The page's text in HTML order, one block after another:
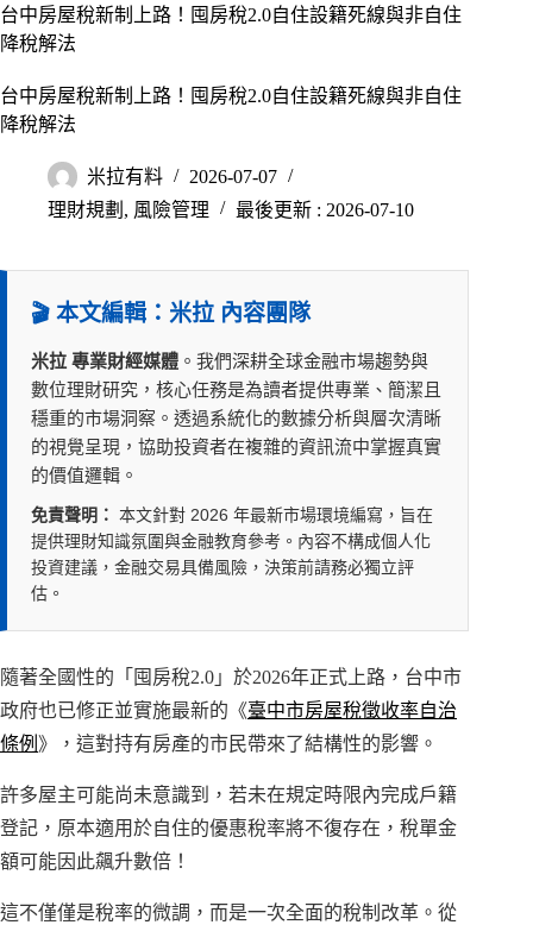
台中房屋稅新制上路！囤房稅2.0自住設籍死線與非自住
降稅解法
台中房屋稅新制上路！囤房稅2.0自住設籍死線與非自住
降稅解法
米拉有料
2026-07-07
理財規劃 , 風險管理 最後更新 : 2026-07-10
🎬 本文編輯：米拉 內容團隊
米拉 專業財經媒體 。我們深耕全球金融市場趨勢與
數位理財研究，核心任務是為讀者提供專業、簡潔且
穩重的市場洞察。透過系統化的數據分析與層次清晰
的視覺呈現，協助投資者在複雜的資訊流中掌握真實
的價值邏輯。
免責聲明： 本文針對 2026 年最新市場環境編寫，旨在
提供理財知識氛圍與金融教育參考。內容不構成個人化
投資建議，金融交易具備風險，決策前請務必獨立評
估。
隨著全國性的「囤房稅2.0」於2026年正式上路，台中市
政府也已修正並實施最新的《臺中市房屋稅徵收率自治
條例 》，這對持有房產的市民帶來了結構性的影響。
許多屋主可能尚未意識到，若未在規定時限內完成戶籍
登記，原本適用於自住的優惠稅率將不復存在，稅單金
額可能因此飆升數倍！
這不僅僅是稅率的微調，而是一次全面的稅制改革。從